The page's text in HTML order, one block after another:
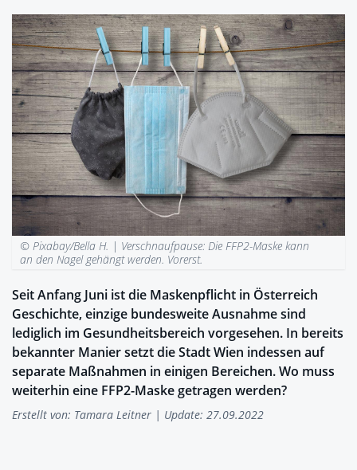
© Pixabay/Bella H. | Verschnaufpause: Die FFP2-Maske kann
an den Nagel gehängt werden. Vorerst.
Seit Anfang Juni ist die Maskenpflicht in Österreich
Geschichte, einzige bundesweite Ausnahme sind
lediglich im Gesundheitsbereich vorgesehen. In bereits
bekannter Manier setzt die Stadt Wien indessen auf
separate Maßnahmen in einigen Bereichen. Wo muss
weiterhin eine FFP2-Maske getragen werden?
Erstellt von: Tamara Leitner | Update: 27.09.2022